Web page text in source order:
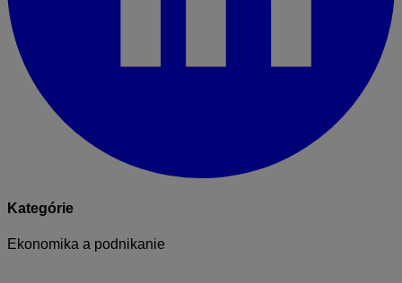
Kategórie
Ekonomika a podnikanie